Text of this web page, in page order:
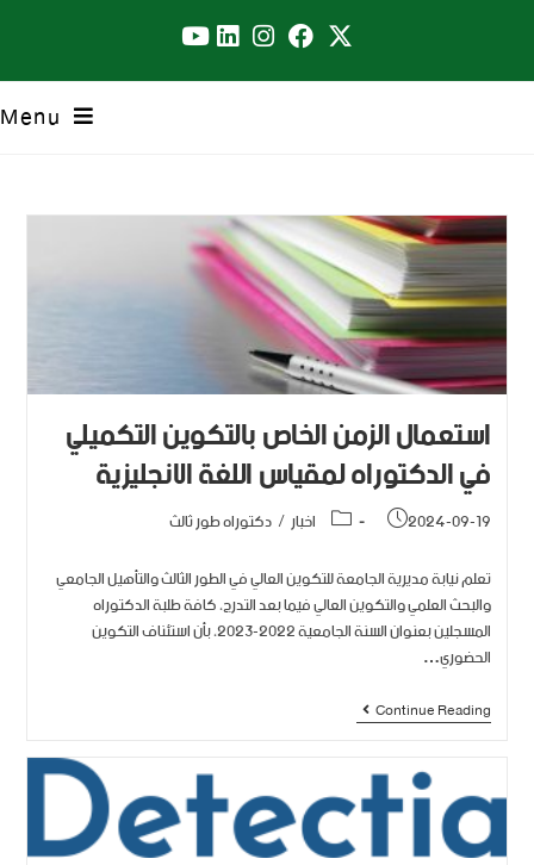
Menu
استعمال الزمن الخاص بالتكوين التكميلي
في الدكتوراه لمقياس اللغة الانجليزية
2024-09-19 اخبار/دكتوراه طور ثالث
تعلم نيابة مديرية الجامعة للتكوين العالي في الطور الثالث والتأهيل الجامعي
والبحث العلمي والتكوين العالي فيما بعد التدرج، كافة طلبة الدكتوراه
المسجلين بعنوان السنة الجامعية 2022-2023، بأن استئناف التكوين
الحضوري…
Continue Reading